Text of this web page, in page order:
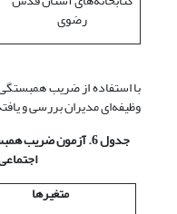
رضوی
با استفاده از ضریب
وظیفه‌ای مدیران بررسی و یافته‌ها
جدول 6. آزمون
متغیرها